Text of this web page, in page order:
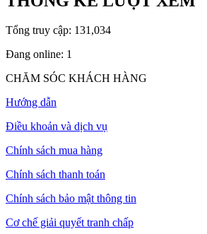
Tổng truy cập: 131,034
Đang online: 1
CHĂM SÓC KHÁCH HÀNG
Hướng dẫn
Điều khoản và dịch vụ
Chính sách mua hàng
Chính sách thanh toán
Chính sách bảo mật thông tin
Cơ chế giải quyết tranh chấp